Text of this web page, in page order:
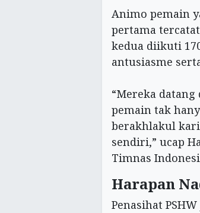
Animo pemain
pertama
kedua diikuti
antusiasme
“Mereka
pemain tak
berakhlakul
sendiri,” ucap
Timnas
Harapan
Penasihat